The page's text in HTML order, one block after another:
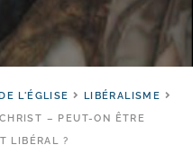
L'ÉGLISE
LIBÉRALISME
– PEUT-ON ÊTRE
LIBÉRAL ?